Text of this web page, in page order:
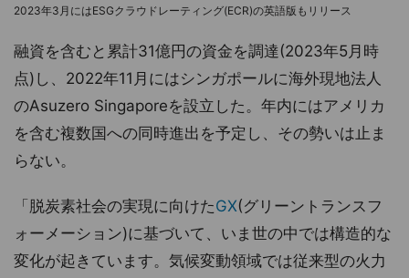
2023年3月にはESGクラウドレーティング(ECR)の英語版もリリース
融資を含むと累計31億円の資金を調達(2023年5月時
点)し、2022年11月にはシンガポールに海外現地法人
のAsuzero Singaporeを設立した。年内にはアメリカ
を含む複数国への同時進出を予定し、その勢いは止ま
らない。
「脱炭素社会の実現に向けたGX(グリーントランスフ
ォーメーション)に基づいて、いま世の中では構造的な
変化が起きています。気候変動領域では従来型の火力